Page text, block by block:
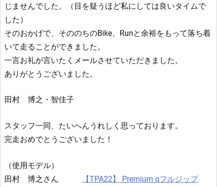
じませんでした。（目を疑うほど私にしては良いタイムで
した）
そのおかげで、そののちのBike、Runと余裕をもって落ち着
いて走ることができました。
一言お礼が言いたくメールさせていただきました。
ありがとうございました。
田村 博之・智佳子
スタッフ一同、たいへんうれしく思っております。
完走おめでとうございました！
（使用モデル）
田村 博之さん
【TPA22】 Premium αフルジップ